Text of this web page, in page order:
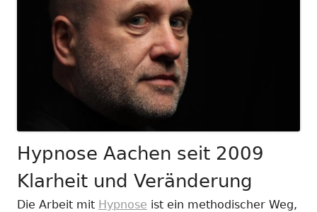
Hypnose Aachen seit 2009
Klarheit und Veränderung
Die Arbeit mit Hypnose ist ein methodischer Weg,